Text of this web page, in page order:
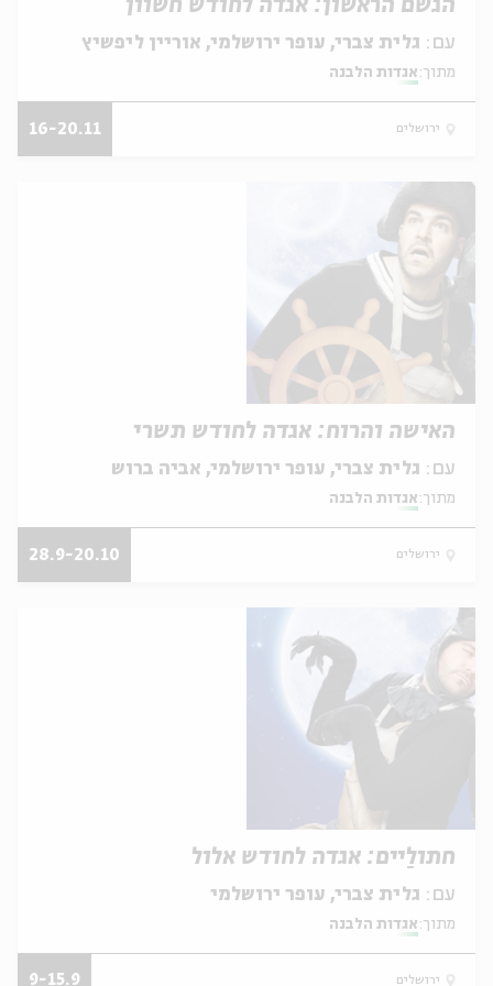
הגשם הראשון: אגדה לחודש חשוון
עם:
מתוך: אגדות הלבנה
ירושלים 16-20.11
האישה והרוח: אגדה לחודש תשרי
עם:
מתוך: אגדות הלבנה
ירושלים 28.9-20.10
חתולַיים: אגדה לחודש אלול
עם:
מתוך: אגדות הלבנה
ירושלים 9-15.9